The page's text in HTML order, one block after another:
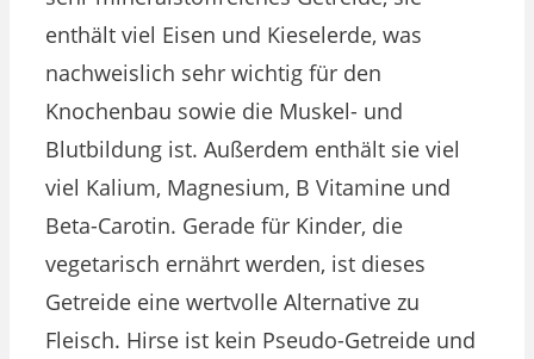
enthält viel Eisen und Kieselerde, was
nachweislich sehr wichtig für den
Knochenbau sowie die Muskel- und
Blutbildung ist. Außerdem enthält sie viel
viel Kalium, Magnesium, B Vitamine und
Beta-Carotin. Gerade für Kinder, die
vegetarisch ernährt werden, ist dieses
Getreide eine wertvolle Alternative zu
Fleisch. Hirse ist kein Pseudo-Getreide und